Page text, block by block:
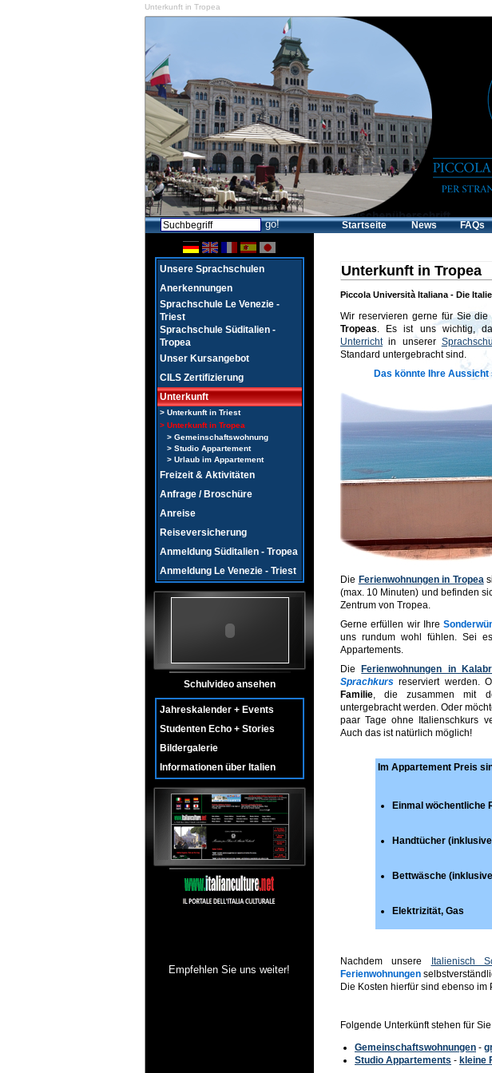
Unterkunft in Tropea
Unterkunft in Tropea
Piccola Università Italiana - Die
Wir reservieren gerne für Sie die
Tropeas. Es ist uns wichtig,
Unterrichtin unserer
Standard untergebracht sind.
Das könnte Ihre Aussicht
Die Ferienwohnungen in Tropea
(max. 10 Minuten) und befinden
Zentrum von Tropea.
Gerne erfüllen wir Ihre
uns rundum wohl fühlen. Sei
Appartements.
Die
Ferienwohnungen in
Sprachkurs reserviert werden.
Familie, die zusammen mit
untergebracht werden. Oder
paar Tage ohne Italienschkurs
Auch das ist natürlich möglich!
Im Appartement Preis
Einmal wöchentliche
Handtücher
Bettwäsche
Elektrizität, Gas
Nachdem unsere Italienisch
Ferienwohnungen
Die Kosten hierfür sind ebenso im
Folgende Unterkünft stehen für
Gemeinschaftswohnungen -
Studio Appartements - kleine
Unsere Sprachschulen
Anerkennungen
Sprachschule Le Venezie -
Triest
Sprachschule Süditalien -
Tropea
Unser Kursangebot
CILS Zertifizierung
Unterkunft
Unterkunft in Triest
Unterkunft in Tropea
Gemeinschaftswohnung
Studio Appartement
Urlaub im Appartement
Freizeit & Aktivitäten
Anfrage / Broschüre
Anreise
Reiseversicherung
Anmeldung Süditalien - Tropea
Anmeldung Le Venezie - Triest
Schulvideo ansehen
Jahreskalender + Events
Studenten Echo + Stories
Bildergalerie
Informationen über Italien
Empfehlen Sie uns weiter!
Startseite News FAQs